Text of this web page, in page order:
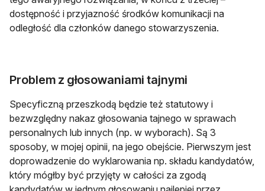
dostępność i przyjazność środków komunikacji na
odległość dla członków danego stowarzyszenia.
Problem z głosowaniami tajnymi
Specyficzną przeszkodą będzie też statutowy i
bezwzględny nakaz głosowania tajnego w sprawach
personalnych lub innych (np. w wyborach). Są 3
sposoby, w mojej opinii, na jego obejście. Pierwszym jest
doprowadzenie do wyklarowania np. składu kandydatów,
który mógłby być przyjęty w całości za zgodą